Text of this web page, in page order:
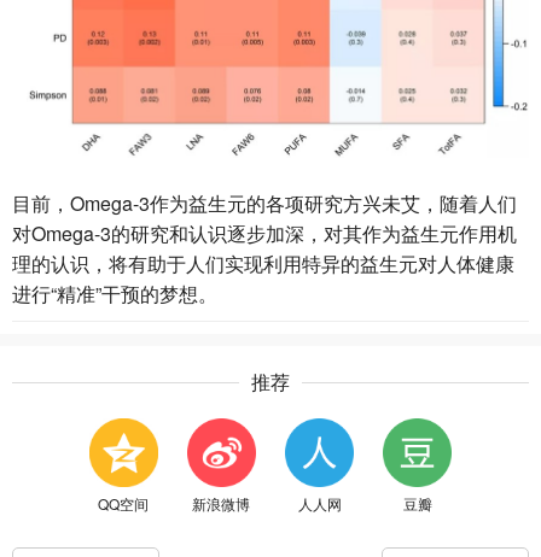
目前，Omega-3作为益生元的各项研究方兴未艾，随着人们
对Omega-3的研究和认识逐步加深，对其作为益生元作用机
理的认识，将有助于人们实现利用特异的益生元对人体健康
进行“精准”干预的梦想。
推荐
QQ空间 新浪微博 人人网 豆瓣